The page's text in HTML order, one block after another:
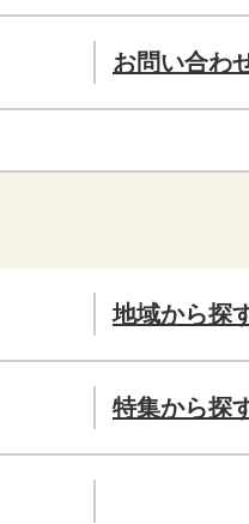
お問い合わ
地域から探
特集から探